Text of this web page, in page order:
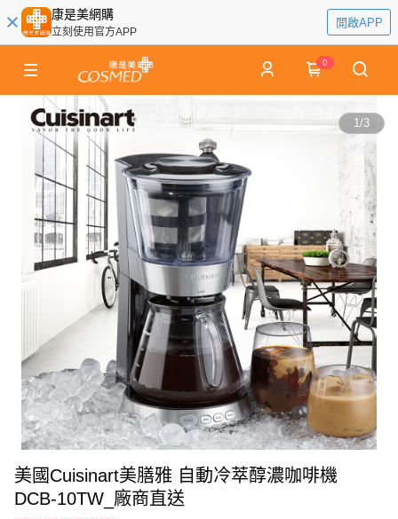
康是美網購
立刻使用官方APP
開啟APP
0
1/3
美國Cuisinart美膳雅 自動冷萃醇濃咖啡機
DCB-10TW_廠商直送